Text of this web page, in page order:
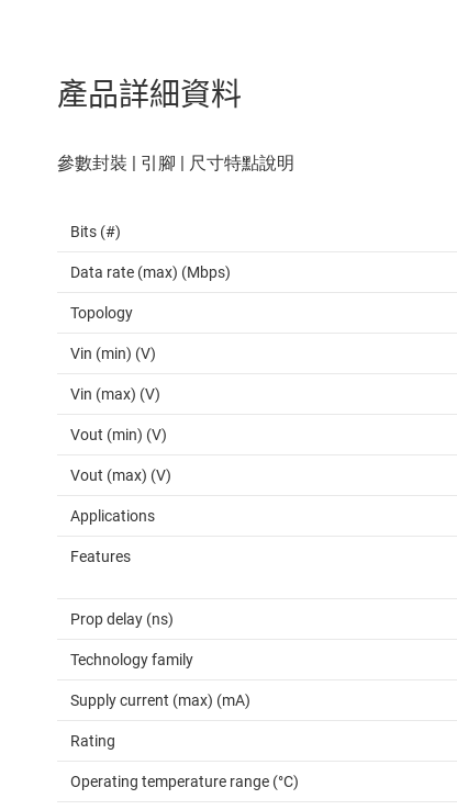
產品詳細資料
Bits (#)
Data rate (max) (Mbps)
Topology
Vin (min) (V)
Vin (max) (V)
Vout (min) (V)
Vout (max) (V)
Applications
Features
Prop delay (ns)
Technology family
Supply current (max) (mA)
Rating
Operating temperature range (°C)